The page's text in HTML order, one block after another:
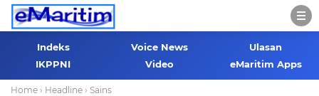
Indeks Voice News
Ulasan
IKPPNI
Video eMaritim Apps
Home › Headline › Sains